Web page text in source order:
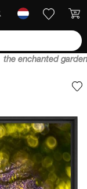
the enchanted garden